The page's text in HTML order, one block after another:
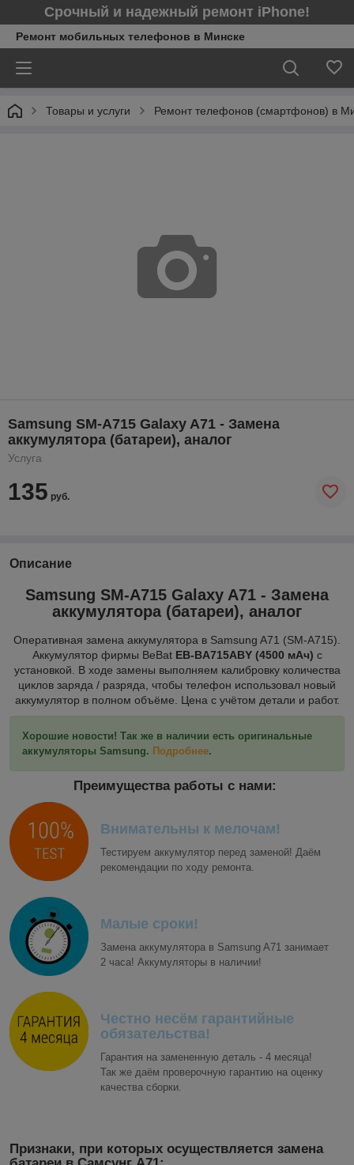
Срочный и надежный ремонт iPhone!
Ремонт мобильных телефонов в Минcке
Товары и услуги Ремонт телефонов (смартфонов) в
Samsung SM-A715 Galaxy A71 - Замена
аккумулятора (батареи), аналог
Услуга
135 руб.
Описание
Samsung SM-A715 Galaxy A71 - Замена
аккумулятора (батареи), аналог
Оперативная замена аккумулятора в Samsung A71 (SM-A715).
Аккумулятор фирмы BeBat EB-BA715ABY (4500 мАч) с
установкой. В ходе замены выполняем калибровку количества
циклов заряда / разряда, чтобы телефон использовал новый
аккумулятор в полном объёме. Цена с учётом детали и работ.
Хорошие новости! Так же в наличии есть оригинальные
аккумуляторы Samsung. Подробнее.
Преимущества работы с нами:
Внимательны к мелочам!
Тестируем аккумулятор перед заменой! Даём
рекомендации по ходу ремонта.
Малые сроки!
Замена аккумулятора в Samsung A71 занимает
2 часа! Аккумуляторы в наличии!
Честно несём гарантийные
обязательства!
Гарантия на замененную деталь - 4 месяца!
Так же даём проверочную гарантию на оценку
качества сборки.
Признаки, при которых осуществляется замена